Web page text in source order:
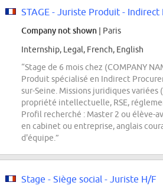
Company not shown | Paris
Internship, Legal, French, English
“Stage de 6 mois chez (COMPANY
Produit spécialisé en Indirect
sur-Seine. Missions juridiques
propriété intellectuelle, RSE,
Profil recherché : Master 2 ou élève-
en cabinet ou entreprise, anglais
d'équipe.”
Stage - Siège social - Juriste H/F